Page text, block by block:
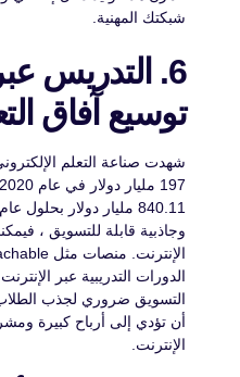
شبكتك المهنية.
6. التدريس
توسيع آفاق
شهدت صناعة التعلم
وجاذبية قابلة للتسويق ،
الدورات التدريبية عبر
التسويق ضروري لجذب
أن تؤدي إلى أرباح كبيرة
الإنترنت.